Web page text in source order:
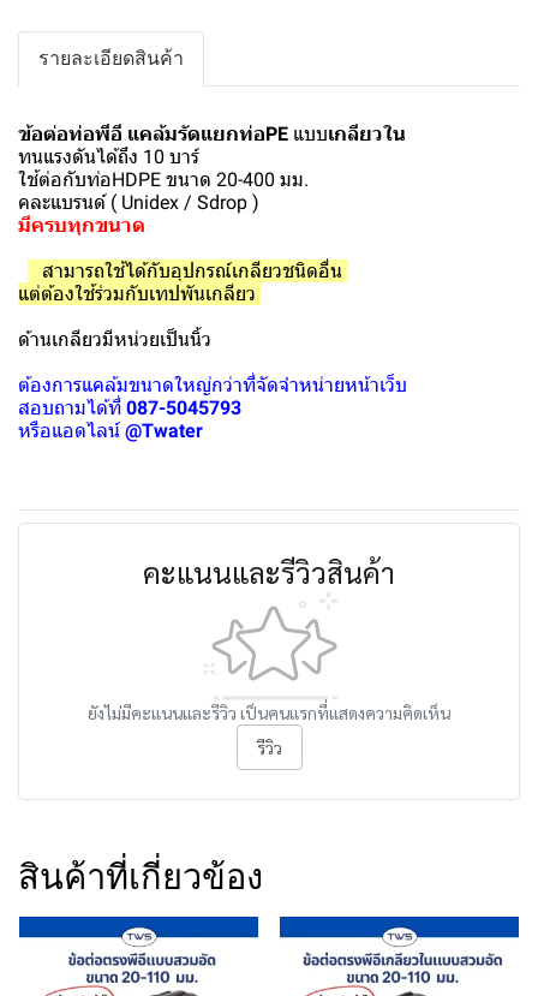
รายละเอียดสินค้า
ข้อต่อท่อพีอี แคล้มรัดแยกท่อPE แบบเกลียวใน
ทนแรงดันได้ถึง 10 บาร์
ใช้ต่อกับท่อHDPE ขนาด 20-400 มม.
คละแบรนด์ ( Unidex / Sdrop )
มีครบทุกขนาด
สามารถใช้ได้กับอุปกรณ์เกลียวชนิดอื่น
แต่ต้องใช้ร่วมกับเทปพันเกลียว
ด้านเกลียวมีหน่วยเป็นนิ้ว
ต้องการแคล้มขนาดใหญ่กว่าที่จัดจำหน่ายหน้าเว็บ
สอบถามได้ที่ 087-5045793
หรือแอดไลน์ @Twater
คะแนนและรีวิวสินค้า
ยังไม่มีคะแนนและรีวิว เป็นคนแรกที่แสดงความคิดเห็น
รีวิว
สินค้าที่เกี่ยวข้อง